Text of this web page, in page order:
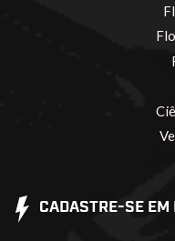
CADASTRE-SE EM